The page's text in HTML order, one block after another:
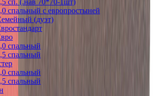
спальный с европростыней
(дуэт)
спальный
спальный
спальный
спальный